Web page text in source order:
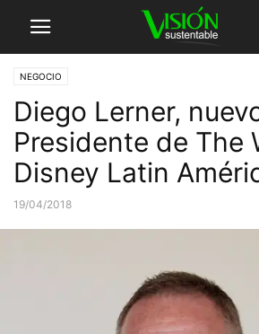
NEGOCIO
Diego Lerner,
Presidente de The
Disney Latin
19/04/2018